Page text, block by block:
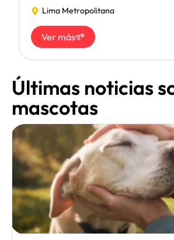
Lima Metropolitana
Ver más
Últimas noticias
mascotas